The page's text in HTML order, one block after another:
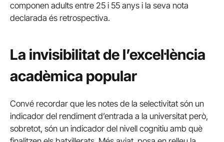
componen adults entre 25 i 55 anys i la seva nota
declarada és retrospectiva.
La invisibilitat de l’excel·lència
acadèmica popular
Convé recordar que les notes de la selectivitat són un
indicador del rendiment d’entrada a la universitat però,
sobretot, són un indicador del nivell cognitiu amb què